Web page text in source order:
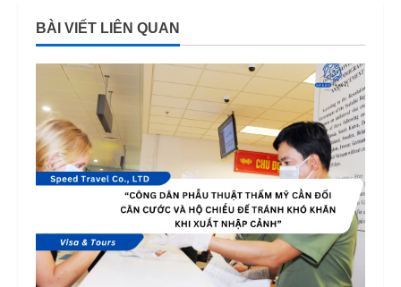
u
R
e
a
d
i
BÀI VIẾT LIÊN QUAN